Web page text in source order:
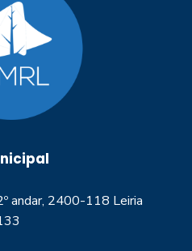
andar, 2400-118 Leiria